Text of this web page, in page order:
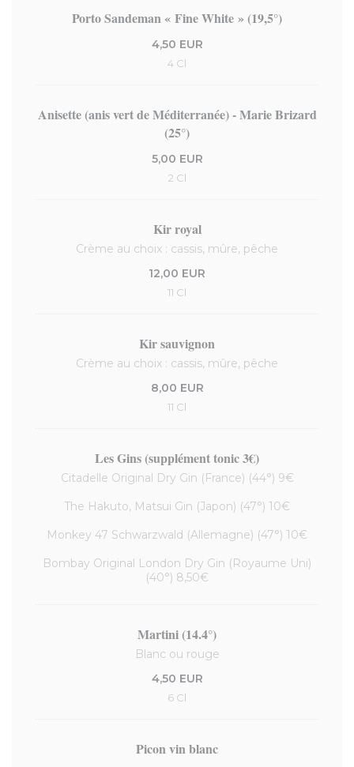
Porto Sandeman « Fine White » (19,5°)
4,50 EUR
4 Cl
Anisette (anis vert de Méditerranée) - Marie Brizard
(25°)
5,00 EUR
2 Cl
Kir royal
Crème au choix : cassis, mûre, pêche
12,00 EUR
11 Cl
Kir sauvignon
Crème au choix : cassis, mûre, pêche
8,00 EUR
11 Cl
Les Gins (supplément tonic 3€)
Citadelle Original Dry Gin (France) (44°) 9€
The Hakuto, Matsui Gin (Japon) (47°) 10€
Monkey 47 Schwarzwald (Allemagne) (47°) 10€
Bombay Original London Dry Gin (Royaume Uni)
(40°) 8,50€
Martini (14.4°)
Blanc ou rouge
4,50 EUR
6 Cl
Picon vin blanc